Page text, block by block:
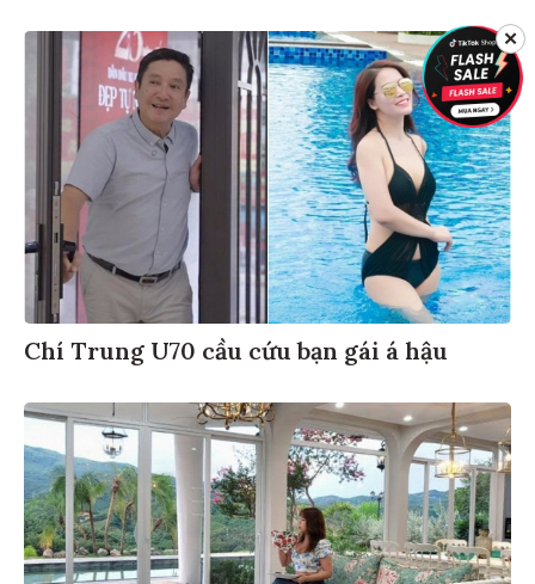
Chí Trung U70 cầu cứu bạn gái á hậu
✕